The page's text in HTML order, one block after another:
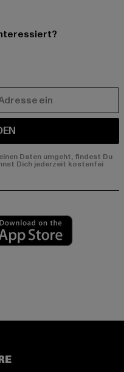
Daten umgeht, findest Du
Dich jederzeit kostenfei